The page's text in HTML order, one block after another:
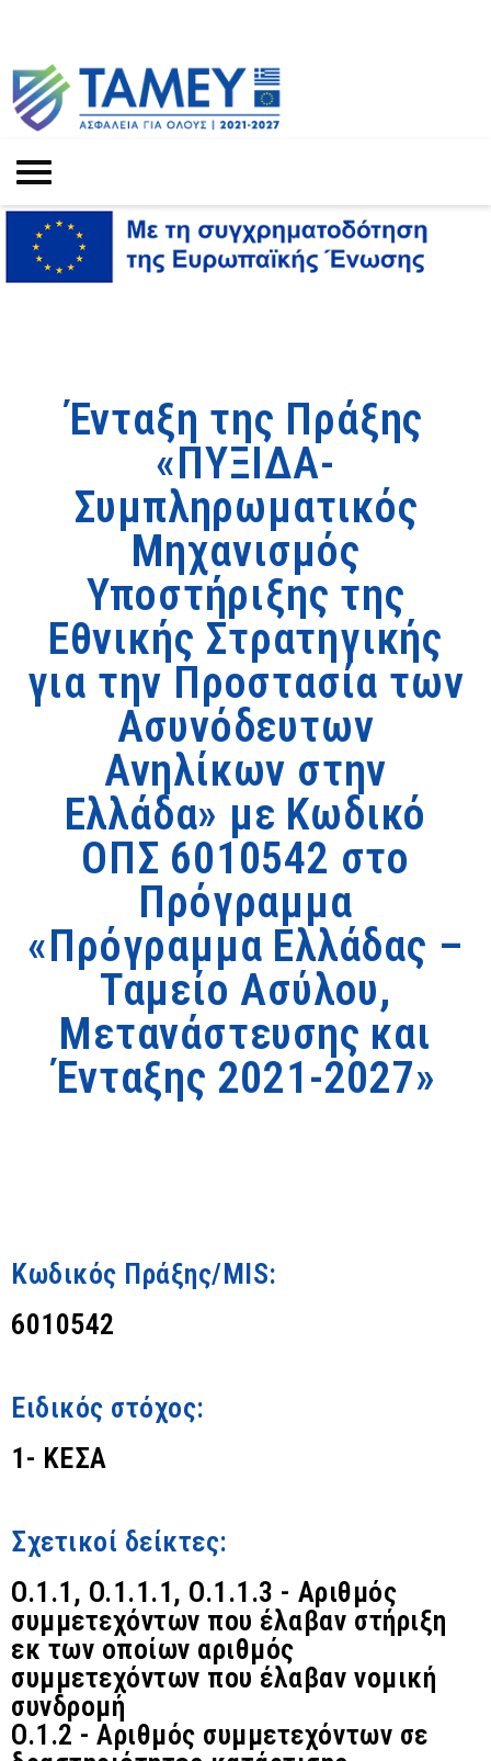
Ένταξη της Πράξης
«ΠΥΞΙΔΑ-
Συμπληρωματικός
Μηχανισμός
Υποστήριξης της
Εθνικής Στρατηγικής
για την Προστασία των
Ασυνόδευτων
Ανηλίκων στην
Ελλάδα» με Κωδικό
ΟΠΣ 6010542 στο
Πρόγραμμα
«Πρόγραμμα Ελλάδας –
Ταμείο Ασύλου,
Μετανάστευσης και
Ένταξης 2021-2027»
Κωδικός Πράξης/MIS:
6010542
Ειδικός στόχος:
1- ΚΕΣΑ
Σχετικοί δείκτες:
O.1.1, O.1.1.1, O.1.1.3 - Αριθμός
συμμετεχόντων που έλαβαν στήριξη
εκ των οποίων αριθμός
συμμετεχόντων που έλαβαν νομική
συνδρομή
O.1.2 - Αριθμός συμμετεχόντων σε